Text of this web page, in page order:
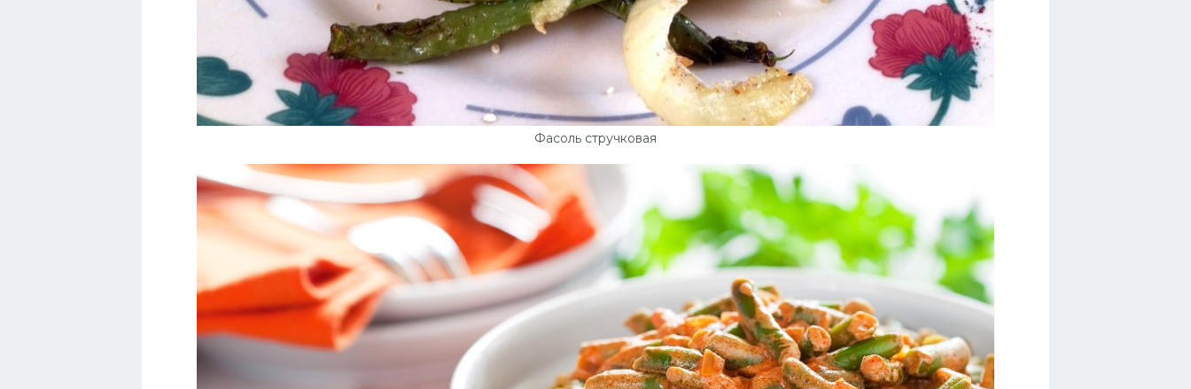
Фасоль стручковая